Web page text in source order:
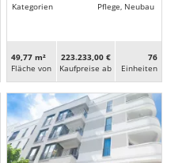
Kategorien
Pflege, Neubau
49,77 m²
Fläche von
223.233,00 €
Kaufpreise ab
76
Ein­heiten